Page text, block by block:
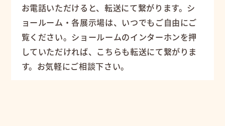
お電話いただけると、転送にて繋がります。シ
ョールーム・各展示場は、いつでもご自由にご
覧ください。ショールームのインターホンを押
していただければ、こちらも転送にて繋がりま
す。お気軽にご相談下さい。